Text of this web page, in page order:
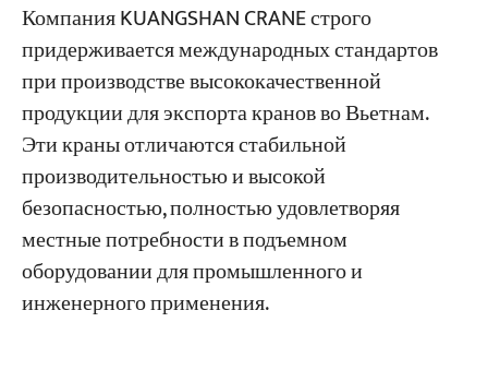
Компания KUANGSHAN CRANE строго
придерживается международных стандартов
при производстве высококачественной
продукции для экспорта кранов во Вьетнам.
Эти краны отличаются стабильной
производительностью и высокой
безопасностью, полностью удовлетворяя
местные потребности в подъемном
оборудовании для промышленного и
инженерного применения.